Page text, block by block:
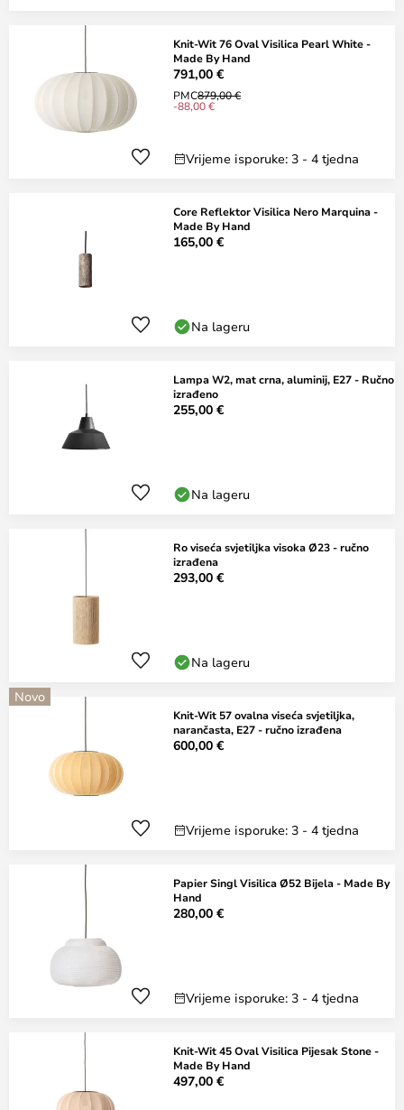
Knit-Wit 76 Oval Visilica Pearl White -
Made By Hand
791,00 €
PMC879,00 €
-88,00 €
Vrijeme isporuke: 3 - 4 tjedna
Core Reflektor Visilica Nero Marquina -
Made By Hand
165,00 €
Na lageru
Lampa W2, mat crna, aluminij, E27 - Ručno
izrađeno
255,00 €
Na lageru
Ro viseća svjetiljka visoka Ø23 - ručno
izrađena
293,00 €
Na lageru
Novo
Knit-Wit 57 ovalna viseća svjetiljka,
narančasta, E27 - ručno izrađena
600,00 €
Vrijeme isporuke: 3 - 4 tjedna
Papier Singl Visilica Ø52 Bijela - Made By
Hand
280,00 €
Vrijeme isporuke: 3 - 4 tjedna
Knit-Wit 45 Oval Visilica Pijesak Stone -
Made By Hand
497,00 €